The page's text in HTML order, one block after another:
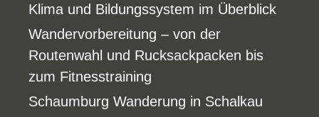
Klima und Bildungssystem im Überblick
Wandervorbereitung – von der
Routenwahl und Rucksackpacken bis
zum Fitnesstraining
Schaumburg Wanderung in Schalkau